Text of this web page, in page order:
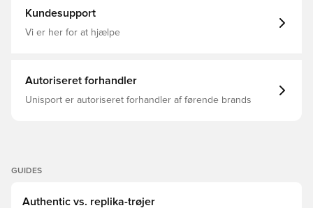
Kundesupport
Vi er her for at hjælpe
Autoriseret forhandler
Unisport er autoriseret forhandler af førende brands
GUIDES
Authentic vs. replika-trøjer